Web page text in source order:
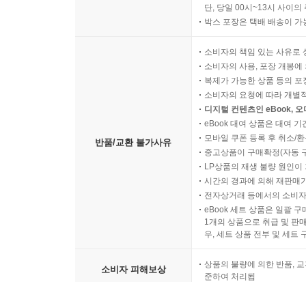
단, 당일 00시~13시 사이의
박스 포장은 택배 배송이
반품/교환 불가사유
소비자의 책임 있는 사유로
소비자의 사용, 포장 개봉
복제가 가능한 상품 등의
소비자의 요청에 따라 개별
디지털 컨텐츠인 eBook,
eBook 대여 상품은 대여 기
모바일 쿠폰 등록 후 취소/
중고상품이 구매확정(자동
LP상품의 재생 불량 원인
시간의 경과에 의해 재판매
전자상거래 등에서의 소비
eBook 세트 상품은 일괄 구
1개의 상품으로 취급 및 판
우, 세트 상품 전부 및 세트
소비자 피해보상
상품의 불량에 의한 반품,
준하여 처리됨